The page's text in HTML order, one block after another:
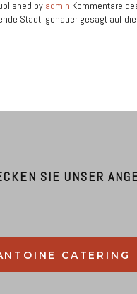
by admin Kommentare
Stadt, genauer gesagt auf
SIE UNSER
CATERING